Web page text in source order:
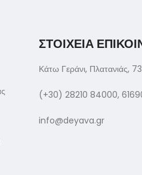
ΣΤΟΙΧΕΙΑ
Κάτω Γεράνι, Πλατανιάς,
(+30) 28210 84000,
info@deyava.gr